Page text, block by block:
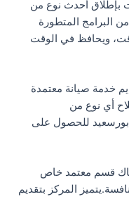
بإطلاق أحدث نوع من
البرامج المتطورة
ويحافظ في الوقت
خدمة صيانة معتمدة
أي نوع من
للحصول على
قسم معتمد خاص
المركز بتقديم